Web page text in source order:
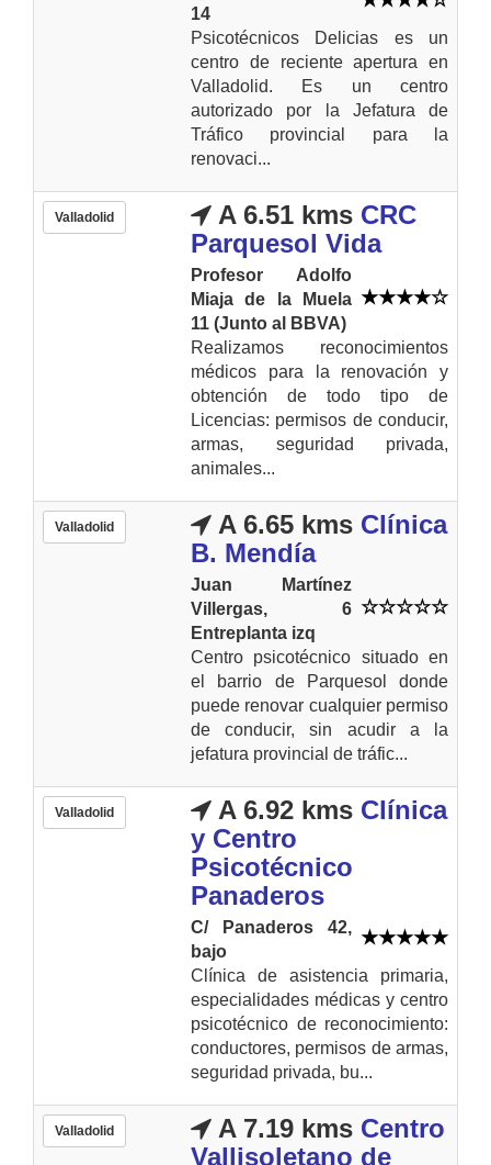
14
Psicotécnicos Delicias es un
centro de reciente apertura en
Valladolid. Es un centro
autorizado por la Jefatura de
Tráfico provincial para la
renovaci...
Valladolid A 6.51 kms CRC
Parquesol Vida
Profesor Adolfo
Miaja de la Muela
11 (Junto al BBVA)
Realizamos reconocimientos
médicos para la renovación y
obtención de todo tipo de
Licencias: permisos de conducir,
armas, seguridad privada,
animales...
Valladolid A 6.65 kms Clínica
B. Mendía
Juan Martínez
Villergas, 6
Entreplanta izq
Centro psicotécnico situado en
el barrio de Parquesol donde
puede renovar cualquier permiso
de conducir, sin acudir a la
jefatura provincial de tráfic...
Valladolid A 6.92 kms Clínica
y Centro
Psicotécnico
Panaderos
C/ Panaderos 42,
bajo
Clínica de asistencia primaria,
especialidades médicas y centro
psicotécnico de reconocimiento:
conductores, permisos de armas,
seguridad privada, bu...
Valladolid A 7.19 kms Centro
Vallisoletano de